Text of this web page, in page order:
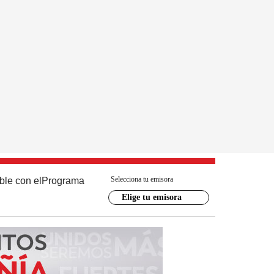
con el Programa Selecciona tu emisora
Elige tu emisora